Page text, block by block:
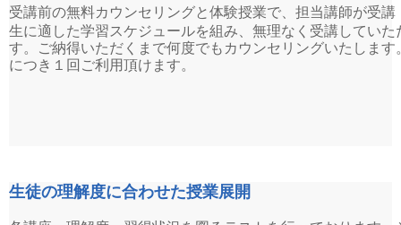
受講前の無料カウンセリングと体験授業で、担当講師が受講
生に適した学習スケジュールを組み、無理なく受講してい
す。ご納得いただくまで何度でもカウンセリングいたしま
につき１回ご利用頂けます。
生徒の理解度に合わせた授業展開